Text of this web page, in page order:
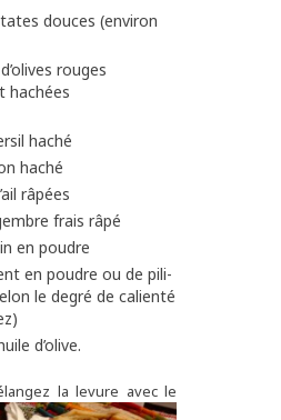
douces (environ
rouges
hachées
haché
haché
râpées
frais râpé
en poudre
en poudre ou de pili-
le degré de calienté
d’olive.
la levure avec le